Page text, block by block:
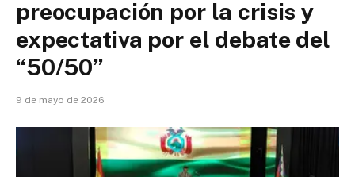
preocupación por la crisis y
expectativa por el debate del
“50/50”
9 de mayo de 2026